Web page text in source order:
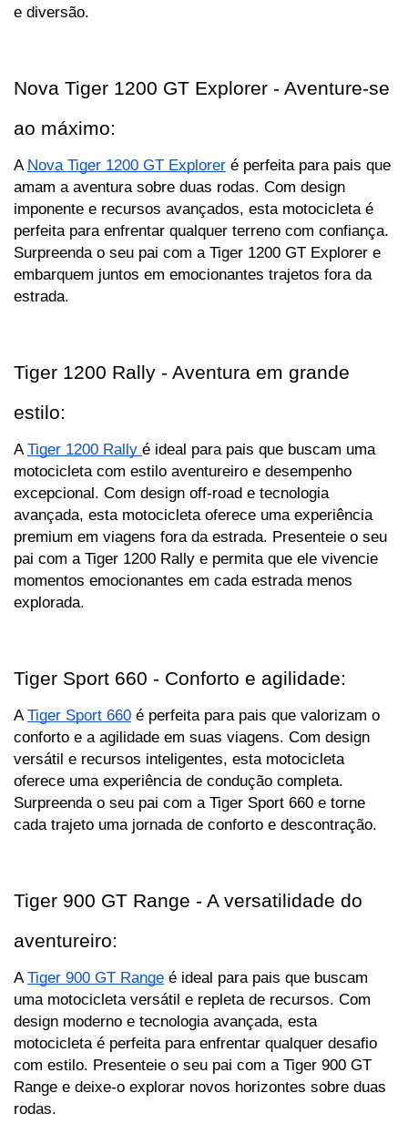
e diversão.
Nova Tiger 1200 GT Explorer - Aventure-se
ao máximo:
A Nova Tiger 1200 GT Explorer é perfeita para pais que
amam a aventura sobre duas rodas. Com design
imponente e recursos avançados, esta motocicleta é
perfeita para enfrentar qualquer terreno com confiança.
Surpreenda o seu pai com a Tiger 1200 GT Explorer e
embarquem juntos em emocionantes trajetos fora da
estrada.
Tiger 1200 Rally - Aventura em grande
estilo:
A Tiger 1200 Rally é ideal para pais que buscam uma
motocicleta com estilo aventureiro e desempenho
excepcional. Com design off-road e tecnologia
avançada, esta motocicleta oferece uma experiência
premium em viagens fora da estrada. Presenteie o seu
pai com a Tiger 1200 Rally e permita que ele vivencie
momentos emocionantes em cada estrada menos
explorada.
Tiger Sport 660 - Conforto e agilidade:
A Tiger Sport 660 é perfeita para pais que valorizam o
conforto e a agilidade em suas viagens. Com design
versátil e recursos inteligentes, esta motocicleta
oferece uma experiência de condução completa.
Surpreenda o seu pai com a Tiger Sport 660 e torne
cada trajeto uma jornada de conforto e descontração.
Tiger 900 GT Range - A versatilidade do
aventureiro:
A Tiger 900 GT Range é ideal para pais que buscam
uma motocicleta versátil e repleta de recursos. Com
design moderno e tecnologia avançada, esta
motocicleta é perfeita para enfrentar qualquer desafio
com estilo. Presenteie o seu pai com a Tiger 900 GT
Range e deixe-o explorar novos horizontes sobre duas
rodas.